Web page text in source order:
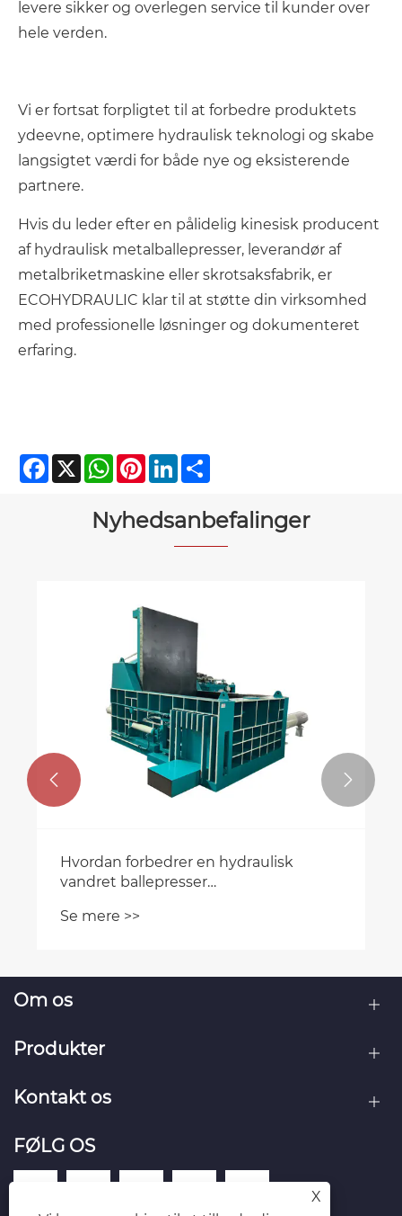
levere sikker og overlegen service til kunder over
hele verden.
Vi er fortsat forpligtet til at forbedre produktets
ydeevne, optimere hydraulisk teknologi og skabe
langsigtet værdi for både nye og eksisterende
partnere.
Hvis du leder efter en pålidelig kinesisk producent
af hydraulisk metalballepresser, leverandør af
metalbriketmaskine eller skrotsaksfabrik, er
ECOHYDRAULIC klar til at støtte din virksomhed
med professionelle løsninger og dokumenteret
erfaring.
Facebook
X WhatsApp
PinterestLinkedIn
Nyhedsanbefalinger
Hvordan forbedrer en hydraulisk
vandret ballepresser
Se mere >>
 
Om os
Produkter
Kontakt os
FØLG OS
X